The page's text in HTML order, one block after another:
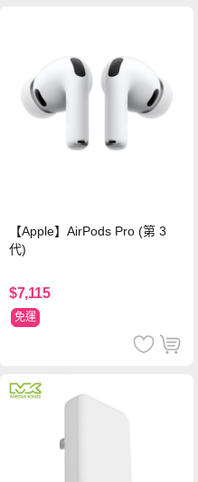
【Apple】AirPods Pro (第 3
代)
$7,115
免運